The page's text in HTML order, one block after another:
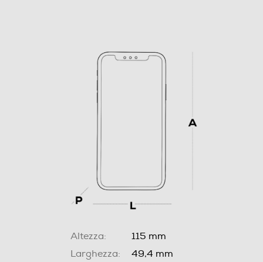
Altezza:
115 mm
Larghezza:
49,4 mm